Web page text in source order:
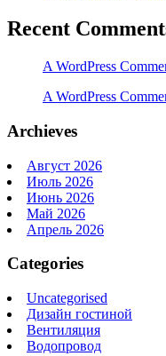
Recent
A WordPress
A WordPress
Archieves
Август 2026
Июль 2026
Июнь 2026
Май 2026
Апрель 2026
Categories
Uncategorised
Дизайн гостиной
Вентиляция
Водопровод